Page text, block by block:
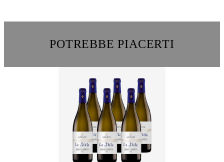
POTREBBE PIACERTI